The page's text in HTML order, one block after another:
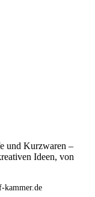
und Kurzwaren –
Ideen, von